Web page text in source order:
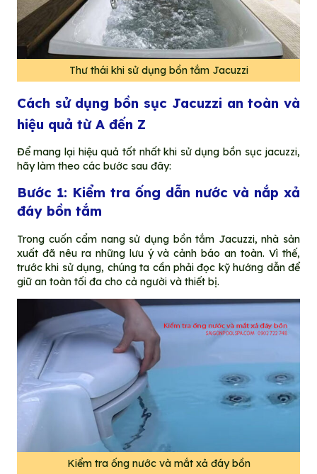
Thư thái khi sử dụng bồn tắm Jacuzzi
Cách sử dụng bồn sục Jacuzzi an toàn và
hiệu quả từ A đến Z
Để mang lại hiệu quả tốt nhất khi sử dụng bồn sục jacuzzi,
hãy làm theo các bước sau đây:
Bước 1: Kiểm tra ống dẫn nước và nắp xả
đáy bồn tắm
Trong cuốn cẩm nang sử dụng bồn tắm Jacuzzi, nhà sản
xuất đã nêu ra những lưu ý và cảnh báo an toàn. Vì thế,
trước khi sử dụng, chúng ta cần phải đọc kỹ hướng dẫn để
giữ an toàn tối đa cho cả người và thiết bị.
Kiểm tra ống nước và mắt xả đáy bồn